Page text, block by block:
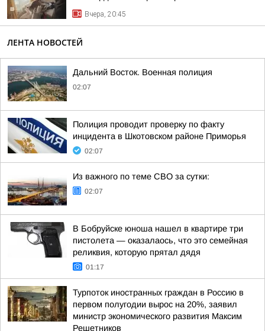
Вчера, 20:45
ЛЕНТА НОВОСТЕЙ
Дальний Восток. Военная полиция
02:07
Полиция проводит проверку по факту
инцидента в Шкотовском районе Приморья
02:07
Из важного по теме СВО за сутки:
02:07
В Бобруйске юноша нашел в квартире три
пистолета — оказалаось, что это семейная
реликвия, которую прятал дядя
01:17
Турпоток иностранных граждан в Россию в
первом полугодии вырос на 20%, заявил
министр экономического развития Максим
Решетников